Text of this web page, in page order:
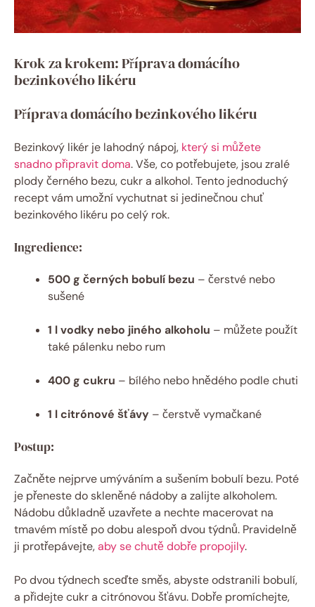
Krok za krokem: Příprava domácího
bezinkového likéru
Příprava domácího bezinkového likéru
Bezinkový likér je lahodný nápoj, který si můžete
snadno připravit doma. Vše, co potřebujete, jsou zralé
plody černého bezu, cukr a alkohol. Tento jednoduchý
recept vám umožní vychutnat si jedinečnou chuť
bezinkového likéru po celý rok.
Ingredience:
500 g černých bobulí bezu – čerstvé nebo
sušené
1 l vodky nebo jiného alkoholu – můžete použít
také pálenku nebo rum
400 g cukru – bílého nebo hnědého podle chuti
1 l citrónové šťávy – čerstvě vymačkané
Postup:
Začněte nejprve umýváním a sušením bobulí bezu. Poté
je přeneste do skleněné nádoby a zalijte alkoholem.
Nádobu důkladně uzavřete a nechte macerovat na
tmavém místě po dobu alespoň dvou týdnů. Pravidelně
ji protřepávejte,aby se chutě dobře propojily.
Po dvou týdnech sceďte směs, abyste odstranili bobulí,
a přidejte cukr a citrónovou šťávu. Dobře promíchejte,